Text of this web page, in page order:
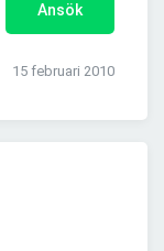
Ansök
15 februari 2010